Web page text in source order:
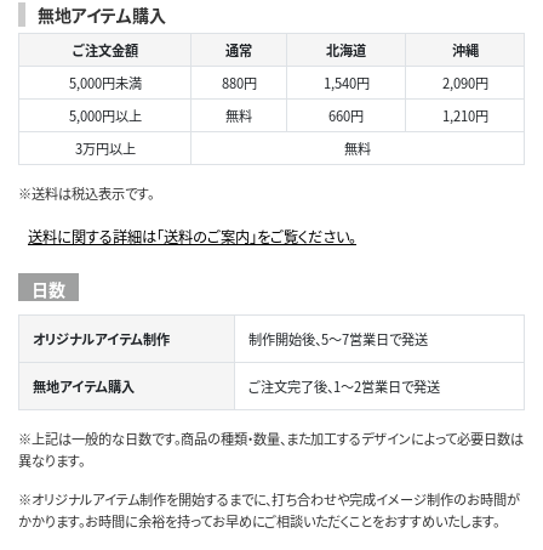
無地アイテム購入
ご注文金額 通常 北海道
沖縄
5,000円未満
880円 1,540円
2,090円
5,000円以上
無料 660円
1,210円
3万円以上
無料
※送料は税込表示です。
送料に関する詳細は「送料のご案内」をご覧ください。
日数
オリジナルアイテム制作 制作開始後、5～7営業日で発送
無地アイテム購入 ご注文完了後、1～2営業日で発送
※上記は一般的な日数です。商品の種類・数量、また加工するデザインによって必要日数は
異なります。
※オリジナルアイテム制作を開始するまでに、打ち合わせや完成イメージ制作のお時間が
かかります。お時間に余裕を持ってお早めにご相談いただくことをおすすめいたします。